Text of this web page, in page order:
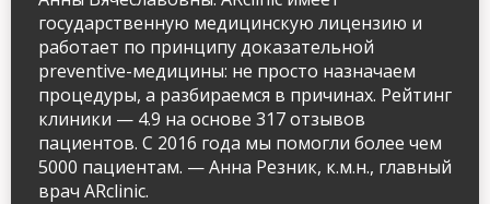
государственную медицинскую лицензию и
работает по принципу доказательной
preventive-медицины: не просто назначаем
процедуры, а разбираемся в причинах. Рейтинг
клиники — 4.9 на основе 317 отзывов
пациентов. С 2016 года мы помогли более чем
5000 пациентам. — Анна Резник, к.м.н., главный
врач ARclinic.